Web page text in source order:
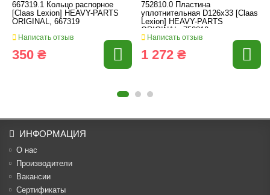
667319.1 Кольцо распорное
[Claas Lexion] HEAVY-PARTS
ORIGINAL, 667319
Написать отзыв
350 ₴
752810.0 Пластина
уплотнительная D126x33 [Claas
Lexion] HEAVY-PARTS
ORIGINAL, 752810
Написать отзыв
1 272 ₴
ИНФОРМАЦИЯ
О нас
Производители
Вакансии
Cертификаты